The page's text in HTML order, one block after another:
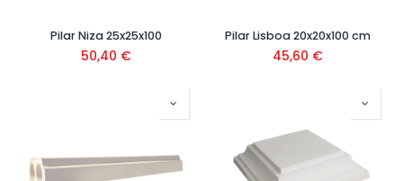
Pilar Niza 25x25x100
50,40 €
Pilar Lisboa 20x20x100 cm
45,60 €